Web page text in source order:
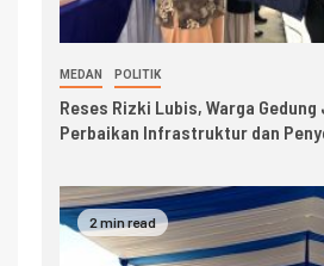
MEDAN POLITIK
Reses Rizki Lubis, Warga
Perbaikan Infrastruktur dan
2 min read